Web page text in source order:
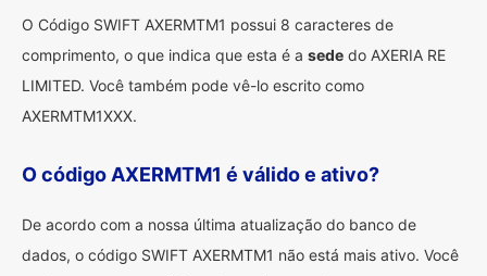
O Código SWIFT AXERMTM1 possui 8 caracteres de
comprimento, o que indica que esta é a sede do AXERIA RE
LIMITED. Você também pode vê-lo escrito como
AXERMTM1XXX.
O código AXERMTM1 é válido e ativo?
De acordo com a nossa última atualização do banco de
dados, o código SWIFT AXERMTM1 não está mais ativo. Você